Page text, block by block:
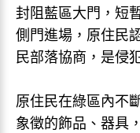
封阻藍區大門，短
側門進場，原住民
民部落協商，是侵
原住民在綠區內不
象徵的飾品、器具